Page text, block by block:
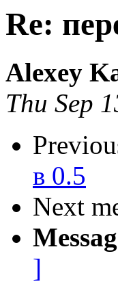
Re:
Alexey
Thu Sep
в 0.5
Next
]